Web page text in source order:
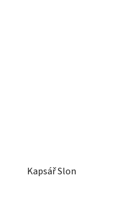
Kapsář Slon